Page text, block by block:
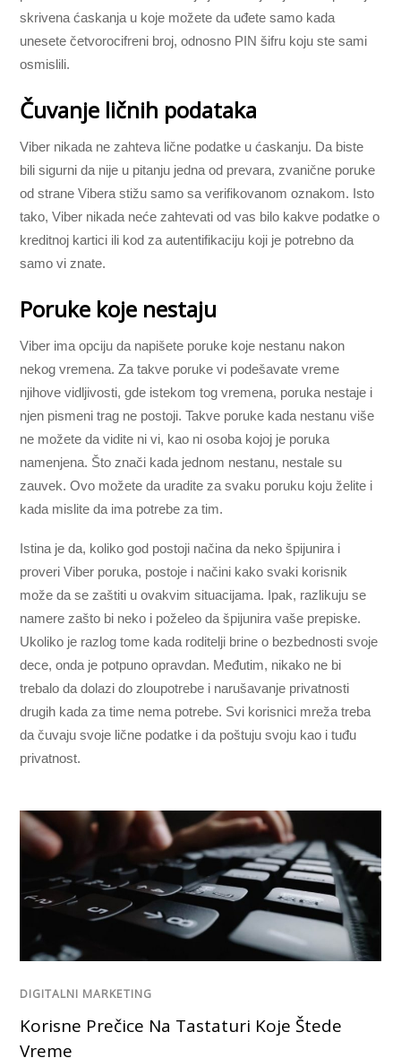
skrivena ćaskanja u koje možete da uđete samo kada
unesete četvorocifreni broj, odnosno PIN šifru koju ste sami
osmislili.
Čuvanje ličnih podataka
Viber nikada ne zahteva lične podatke u ćaskanju. Da biste
bili sigurni da nije u pitanju jedna od prevara, zvanične poruke
od strane Vibera stižu samo sa verifikovanom oznakom. Isto
tako, Viber nikada neće zahtevati od vas bilo kakve podatke o
kreditnoj kartici ili kod za autentifikaciju koji je potrebno da
samo vi znate.
Poruke koje nestaju
Viber ima opciju da napišete poruke koje nestanu nakon
nekog vremena. Za takve poruke vi podešavate vreme
njihove vidljivosti, gde istekom tog vremena, poruka nestaje i
njen pismeni trag ne postoji. Takve poruke kada nestanu više
ne možete da vidite ni vi, kao ni osoba kojoj je poruka
namenjena. Što znači kada jednom nestanu, nestale su
zauvek. Ovo možete da uradite za svaku poruku koju želite i
kada mislite da ima potrebe za tim.
Istina je da, koliko god postoji načina da neko špijunira i
proveri Viber poruka, postoje i načini kako svaki korisnik
može da se zaštiti u ovakvim situacijama. Ipak, razlikuju se
namere zašto bi neko i poželeo da špijunira vaše prepiske.
Ukoliko je razlog tome kada roditelji brine o bezbednosti svoje
dece, onda je potpuno opravdan. Međutim, nikako ne bi
trebalo da dolazi do zloupotrebe i narušavanje privatnosti
drugih kada za time nema potrebe. Svi korisnici mreža treba
da čuvaju svoje lične podatke i da poštuju svoju kao i tuđu
privatnost.
DIGITALNI MARKETING
Korisne Prečice Na Tastaturi Koje Štede
Vreme